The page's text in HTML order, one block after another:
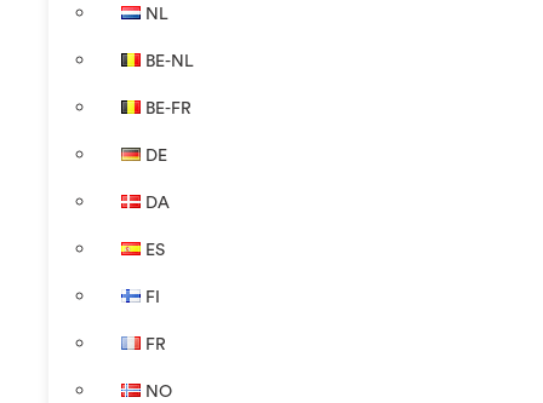
NL
BE-NL
BE-FR
DE
DA
ES
FI
FR
NO